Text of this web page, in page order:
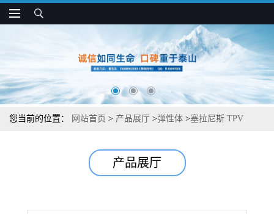
您当前的位置： 网站首页 > 产品展厅 >弹性体 >塞拉尼斯 TPV
产品展厅